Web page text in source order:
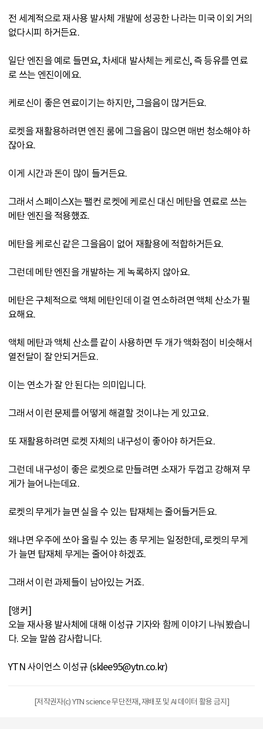
전 세계적으로 재사용 발사체 개발에 성공한 나라는 미국 이외 거의
없다시피 하거든요.
일단 엔진을 예로 들면요, 차세대 발사체는 케로신, 즉 등유를 연료
로 쓰는 엔진이에요.
케로신이 좋은 연료이기는 하지만, 그을음이 많거든요.
로켓을 재활용하려면 엔진 룸에 그을음이 많으면 매번 청소해야 하
잖아요.
이게 시간과 돈이 많이 들거든요.
그래서 스페이스X는 팰컨 로켓에 케로신 대신 메탄을 연료로 쓰는
메탄 엔진을 적용했죠.
메탄을 케로신 같은 그을음이 없어 재활용에 적합하거든요.
그런데 메탄 엔진을 개발하는 게 녹록하지 않아요.
메탄은 구체적으로 액체 메탄인데 이걸 연소하려면 액체 산소가 필
요해요.
액체 메탄과 액체 산소를 같이 사용하면 두 개가 액화점이 비슷해서
열전달이 잘 안되거든요.
이는 연소가 잘 안 된다는 의미입니다.
그래서 이런 문제를 어떻게 해결할 것이냐는 게 있고요.
또 재활용하려면 로켓 자체의 내구성이 좋아야 하거든요.
그런데 내구성이 좋은 로켓으로 만들려면 소재가 두껍고 강해져 무
게가 늘어나는데요.
로켓의 무게가 늘면 실을 수 있는 탑재체는 줄어들거든요.
왜냐면 우주에 쏘아 올릴 수 있는 총 무게는 일정한데, 로켓의 무게
가 늘면 탑재체 무게는 줄어야 하겠죠.
그래서 이런 과제들이 남아있는 거죠.
[앵커]
오늘 재사용 발사체에 대해 이성규 기자와 함께 이야기 나눠봤습니
다. 오늘 말씀 감사합니다.
YTN 사이언스 이성규 (sklee95@ytn.co.kr)
[저작권자(c) YTN science 무단전재, 재배포 및 AI 데이터 활용 금지]